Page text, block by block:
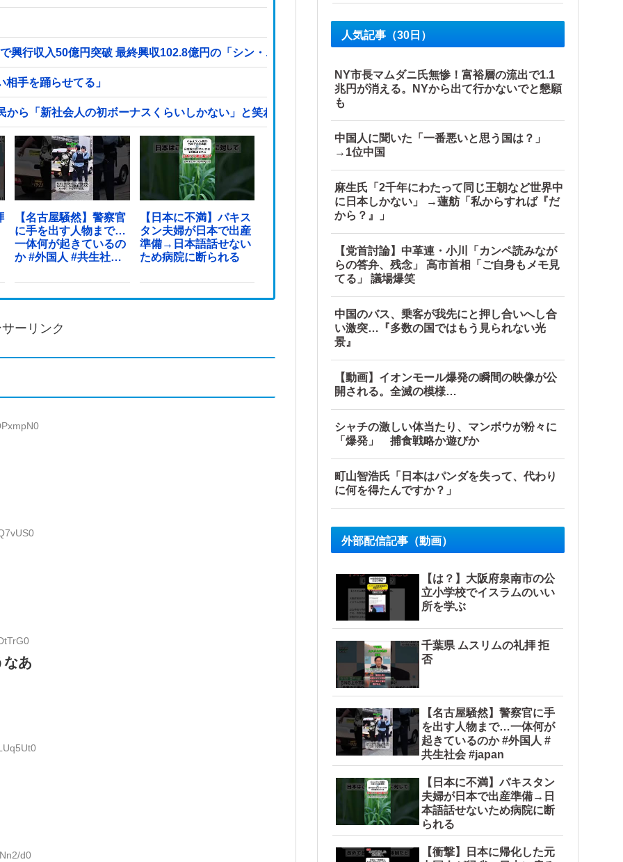
興行収入50億円突破 最終興収102.8億円の「シン・エヴァ」に並ぶペース
手を踊らせてる」
ら「新社会人の初ボーナスくらいしかない」と笑われる他
【名古屋騒然】警察官
に手を出す人物まで…
一体何が起きているの
か #外国人 #共生社会
【日本に不満】パキス
タン夫婦が日本で出産
準備→日本語話せない
ため病院に断られる
ーリンク
なあ
d0
人気記事（30日）
NY市長マムダニ氏無惨！富裕層の流出で1.1
兆円が消える。NYから出て行かないでと懇願
も
中国人に聞いた「一番悪いと思う国は？」
→1位中国
麻生氏「2千年にわたって同じ王朝など世界中
に日本しかない」 →蓮舫「私からすれば『だ
から？』」
【党首討論】中革連・小川「カンペ読みなが
らの答弁、残念」 高市首相「ご自身もメモ見
てる」 議場爆笑
中国のバス、乗客が我先にと押し合いへし合
い激突…『多数の国ではもう見られない光
景』
【動画】イオンモール爆発の瞬間の映像が公
開される。全滅の模様…
シャチの激しい体当たり、マンボウが粉々に
「爆発」 捕食戦略か遊びか
町山智浩氏「日本はパンダを失って、代わり
に何を得たんですか？」
外部配信記事（動画）
【は？】大阪府泉南市の公
立小学校でイスラムのいい
所を学ぶ
千葉県 ムスリムの礼拝 拒
否
【名古屋騒然】警察官に手
を出す人物まで…一体何が
起きているのか #外国人 #
共生社会 #japan
【日本に不満】パキスタン
夫婦が日本で出産準備→日
本語話せないため病院に断
られる
【衝撃】日本に帰化した元